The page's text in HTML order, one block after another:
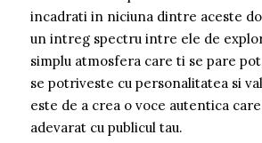
incadrati in niciuna dintre aceste
un intreg spectru intre ele de
simplu atmosfera care ti se pare
se potriveste cu personalitatea si
este de a crea o voce autentica
adevarat cu publicul tau.